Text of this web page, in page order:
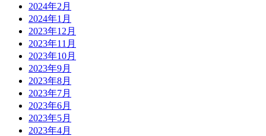
2024年2月
2024年1月
2023年12月
2023年11月
2023年10月
2023年9月
2023年8月
2023年7月
2023年6月
2023年5月
2023年4月